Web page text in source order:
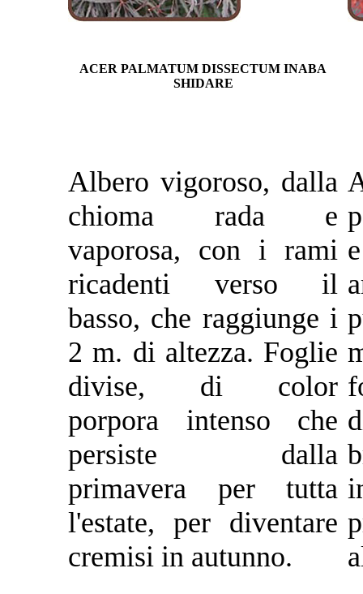
ACER PALMATUM DISSECTUM INABA
SHIDARE
Albero vigoroso, dalla
chioma rada e
vaporosa, con i rami
ricadenti verso il
basso, che raggiunge i
2 m. di altezza. Foglie
divise, di color
porpora intenso che
persiste dalla
primavera per tutta
l'estate, per diventare
cremisi in autunno.